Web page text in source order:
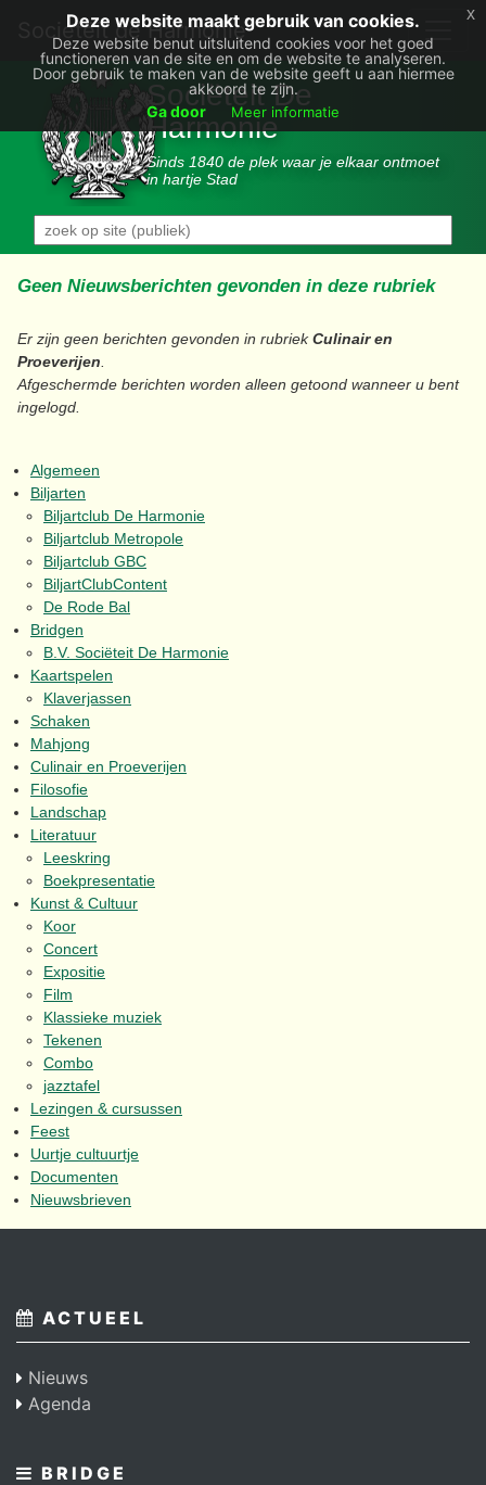
Deze website maakt gebruik van cookies.
Deze website benut uitsluitend cookies voor het goed
functioneren van de site en om de website te analyseren.
Door gebruik te maken van de website geeft u aan hiermee
akkoord te zijn.
Ga door
Meer informatie
x
Societëit de Harmonie
Sociëteit De
Harmonie
Sinds 1840 de plek waar je elkaar ontmoet
in hartje Stad
Geen Nieuwsberichten gevonden in deze rubriek
Er zijn geen berichten gevonden in rubriekCulinair en
Proeverijen
Afgeschermde berichten worden alleen getoond wanneer u bent
ingelogd.
Algemeen
Biljarten
Biljartclub De Harmonie
Biljartclub Metropole
Biljartclub GBC
BiljartClubContent
De Rode Bal
Bridgen
B.V. Sociëteit De Harmonie
Kaartspelen
Klaverjassen
Schaken
Mahjong
Culinair en Proeverijen
Filosofie
Landschap
Literatuur
Leeskring
Boekpresentatie
Kunst & Cultuur
Koor
Concert
Expositie
Film
Klassieke muziek
Tekenen
Combo
jazztafel
Lezingen & cursussen
Feest
Uurtje cultuurtje
Documenten
Nieuwsbrieven
ACTUEEL
Nieuws
Agenda
BRIDGE